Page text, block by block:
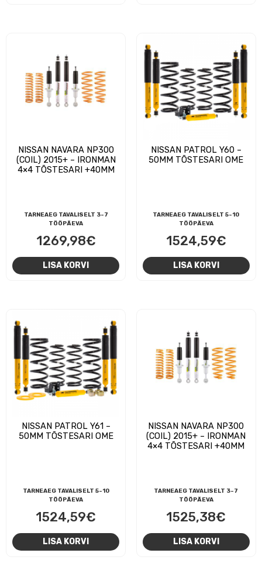
NISSAN NAVARA NP300
(COIL) 2015+ – IRONMAN
4×4 TÕSTESARI +40MM
TARNEAEG TAVALISELT 3-7
TÖÖPÄEVA
1269,98€
LISA KORVI
NISSAN PATROL Y60 –
50MM TÕSTESARI OME
TARNEAEG TAVALISELT 5-10
TÖÖPÄEVA
1524,59€
LISA KORVI
NISSAN PATROL Y61 –
50MM TÕSTESARI OME
TARNEAEG TAVALISELT 5-10
TÖÖPÄEVA
1524,59€
LISA KORVI
NISSAN NAVARA NP300
(COIL) 2015+ – IRONMAN
4×4 TÕSTESARI +40MM
TARNEAEG TAVALISELT 3-7
TÖÖPÄEVA
1525,38€
LISA KORVI